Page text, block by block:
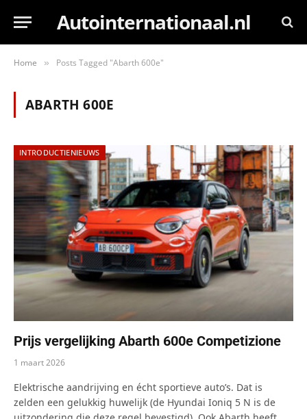
Autointernationaal.nl
Home » Posts Tagged "Abarth 600e"
ABARTH 600E
INTRODUCTIENIEUWS
Prijs vergelijking Abarth 600e Competizione
1 maart 2026
Elektrische aandrijving en écht sportieve auto’s. Dat is
zelden een gelukkig huwelijk (de Hyundai Ioniq 5 N is de